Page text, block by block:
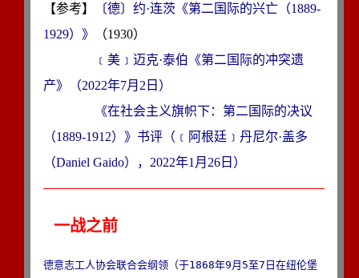
【参考】
〔德〕约·连茨《第二国际的兴亡（1889-
1929）》
（1930）
﹝美﹞迈克·泰伯《第二国际的冲突遗
产》（2022年7月2日）
《在社会主义旗帜下：第二国际的决议
（1889-1912）》书评（﹝阿根廷﹞丹尼尔·盖多
（Daniel Gaido），2022年1月26日）
一战之前
德意志工人协会联合会纲领（于1868年9月5至7日在纽伦堡